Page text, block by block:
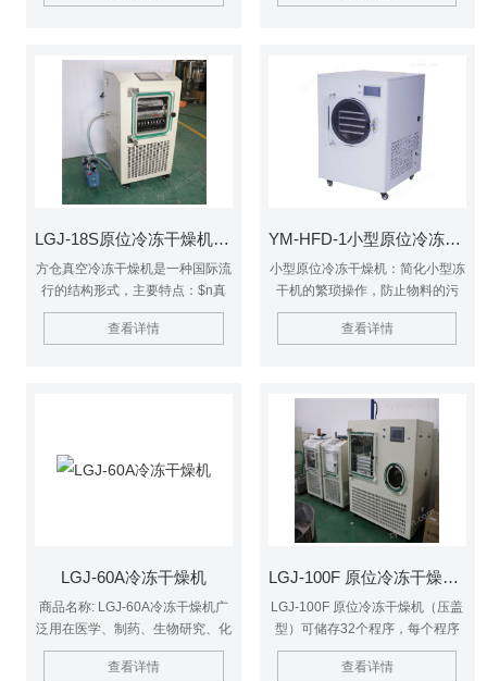
足大多数实验室常规冻干的要求。
求。
LGJ-18S原位冷冻干燥机(新款)
方仓真空冷冻干燥机是一种国际流
行的结构形式，主要特点：$n真
空冷冻干燥机广泛用于医学、制
药、生物研究、化工和食品等领
种冻干方案设定，通过方案的设定
查看详情
YM-HFD-1小型原位冷冻干燥机
小型原位冷冻干燥机：简化小型冻
干机的繁琐操作，防止物料的污
染，控制物料水分升华。该系列机
型具备加热和控温可编程功能，可
查看详情
LGJ-60A冷冻干燥机
商品名称: LGJ-60A冷冻干燥机广
泛用在医学、制药、生物研究、化
工和食品等领域。经冷冻干燥处理
的物品易于长期保存，加水后能恢
查看详情
LGJ-100F 原位冷冻干燥机（压盖型）
LGJ-100F 原位冷冻干燥机（压盖
型）可储存32个程序，每个程序
可设36段，冷冻干燥机在运行过
程中可以修改程序参数，并记录后
查看详情